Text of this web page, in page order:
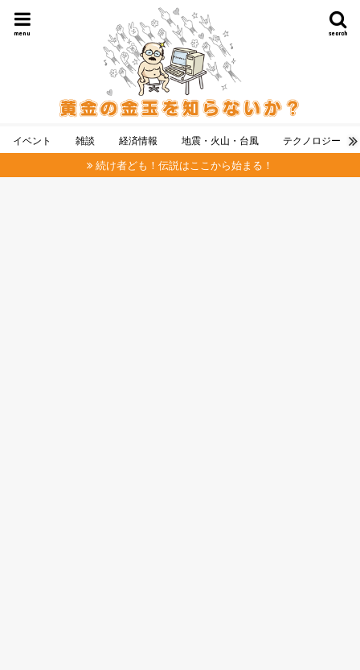
search
menu
イベント 雑談 経済情報 地震・火山・台風 テクノロジー
続け者ども！伝説はここから始まる！